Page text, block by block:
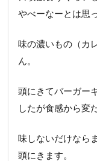
やべーなーとは思
味の濃いもの（カ
ん。
頭にきてバーガー
したが食感から変
味しないだけなら
頭にきます。